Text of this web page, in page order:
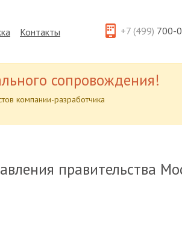
Контакты +7 (499) 700-
сопровождения!
компании-разработчика
правительства